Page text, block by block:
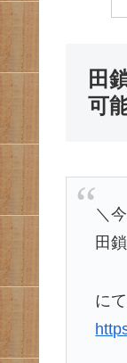
田
可
＼
田
に